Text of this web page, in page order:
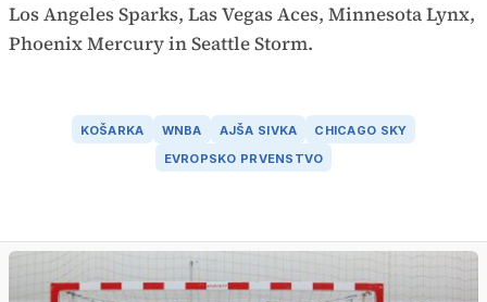
Los Angeles Sparks, Las Vegas Aces, Minnesota Lynx,
Phoenix Mercury in Seattle Storm.
KOŠARKA WNBA AJŠA SIVKA
CHICAGO SKY
EVROPSKO PRVENSTVO